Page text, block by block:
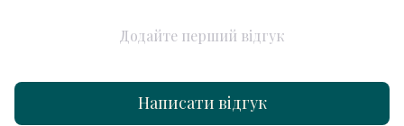
Додайте перший відгук
Написати відгук